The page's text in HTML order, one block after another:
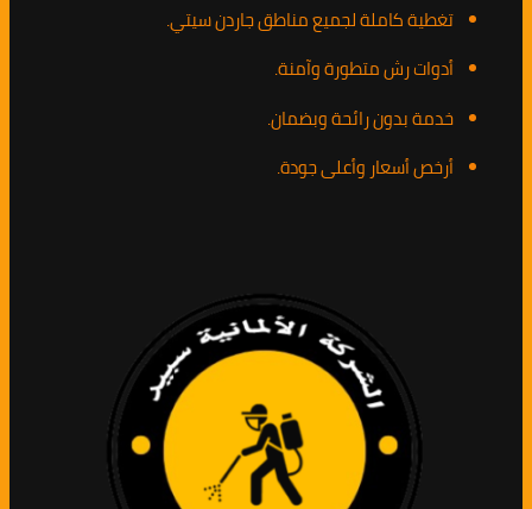
تغطية كاملة لجميع مناطق جاردن سيتي.
أدوات رش متطورة وآمنة.
خدمة بدون رائحة وبضمان.
أرخص أسعار وأعلى جودة.